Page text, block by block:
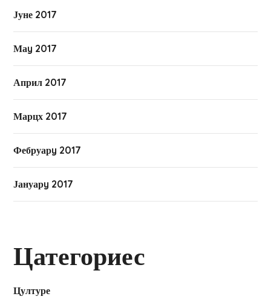
Јуне 2017
Маy 2017
Април 2017
Марцх 2017
Фебруарy 2017
Јануарy 2017
Цатегориес
Цултуре